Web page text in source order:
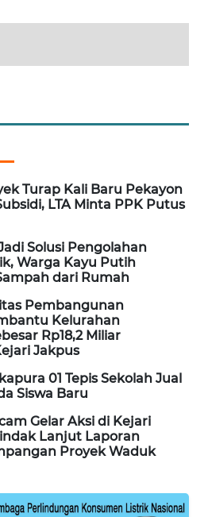
Turap Kali Baru Pekayon
LTA Minta PPK Putus
Solusi Pengolahan
Warga Kayu Putih
dari Rumah
Pembangunan
Kelurahan
Rp18,2 Miliar
Jakpus
01 Tepis Sekolah Jual
Siswa Baru
Gelar Aksi di Kejari
Lanjut Laporan
Proyek Waduk